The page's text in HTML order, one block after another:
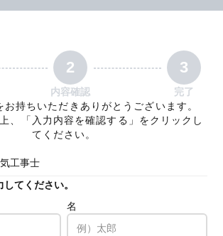
2
内容確認
3
完了
持ちいただきありがとうございます。
、「入力内容を確認する」をクリックし
てください。
工事士
してください。
名